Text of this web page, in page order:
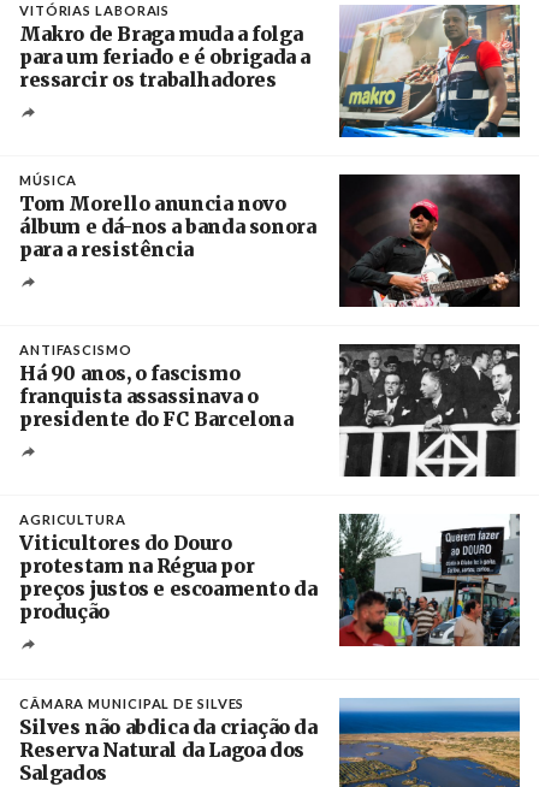
VITÓRIAS LABORAIS
Makro de Braga muda a folga
para um feriado e é obrigada a
ressarcir os trabalhadores
MÚSICA
Tom Morello anuncia novo
álbum e dá-nos a banda sonora
para a resistência
ANTIFASCISMO
Há 90 anos, o fascismo
franquista assassinava o
presidente do FC Barcelona
AGRICULTURA
Viticultores do Douro
protestam na Régua por
preços justos e escoamento da
produção
CÂMARA MUNICIPAL DE SILVES
Silves não abdica da criação da
Reserva Natural da Lagoa dos
Salgados